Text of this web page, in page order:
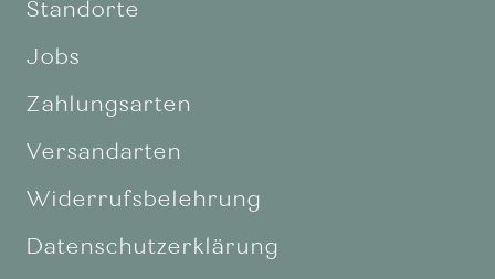
Standorte
Jobs
Zahlungsarten
Versandarten
Widerrufsbelehrung
Datenschutzerklärung